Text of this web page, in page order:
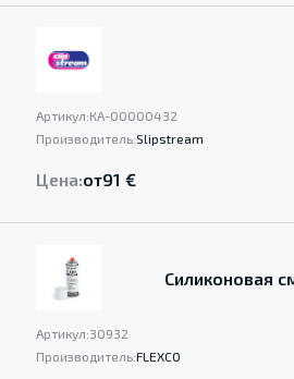
Артикул:КА-00000432
Производитель:Slipstream
Цена:от91 €
Силиконовая
Артикул:30932
Производитель:FLEXCO